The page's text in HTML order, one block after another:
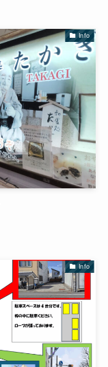
Info
Info